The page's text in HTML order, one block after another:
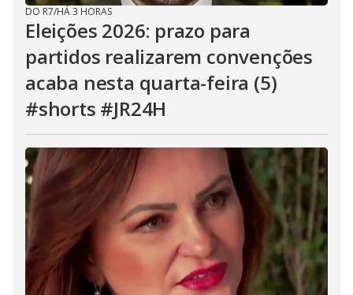
DO R7/HÁ 3 HORAS
Eleições 2026: prazo para
partidos realizarem convenções
acaba nesta quarta-feira (5)
#shorts #JR24H